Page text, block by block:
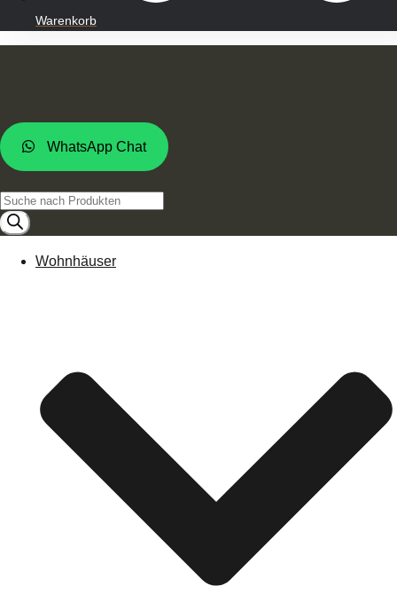
Warenkorb
WhatsApp Chat
Products
search
Wohnhäuser